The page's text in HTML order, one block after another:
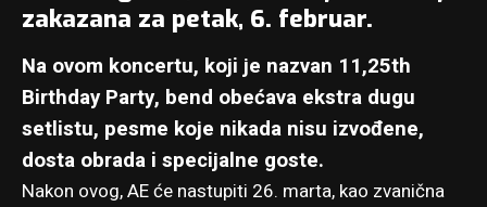
zakazana za petak, 6. februar.
Na ovom koncertu, koji je nazvan 11,25th
Birthday Party, bend obećava ekstra dugu
setlistu, pesme koje nikada nisu izvođene,
dosta obrada i specijalne goste.
Nakon ovog, AE će nastupiti 26. marta, kao zvanična